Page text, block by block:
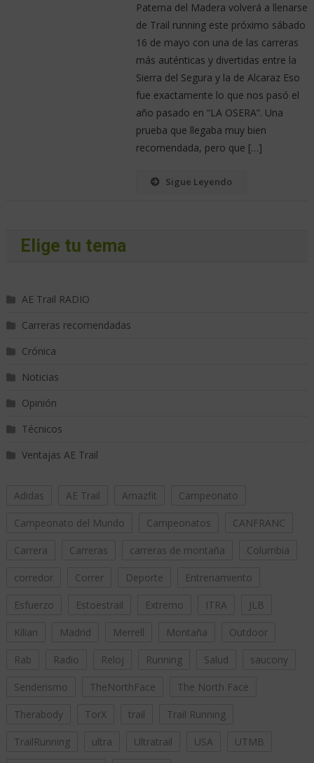
Paterna del Madera volverá a llenarse
de Trail running este próximo sábado
16 de mayo con una de las carreras
más auténticas y divertidas entre la
Sierra del Segura y la de Alcaraz Eso
fue exactamente lo que nos pasó el
año pasado en “LA OSERA”. Una
prueba que llegaba muy bien
recomendada, pero que […]
Sigue Leyendo
Elige tu tema
AE Trail RADIO
Carreras recomendadas
Crónica
Noticias
Opinión
Técnicos
Ventajas AE Trail
Adidas AE Trail Amazfit Campeonato
Campeonato del Mundo Campeonatos CANFRANC
Carrera Carreras carreras de montaña Columbia
corredor Correr Deporte Entrenamiento
Esfuerzo Estoestrail Extremo ITRA JLB
Kilian Madrid Merrell Montaña Outdoor
Rab Radio Reloj Running Salud saucony
Senderismo TheNorthFace The North Face
Therabody TorX trail Trail Running
TrailRunning ultra Ultratrail USA UTMB